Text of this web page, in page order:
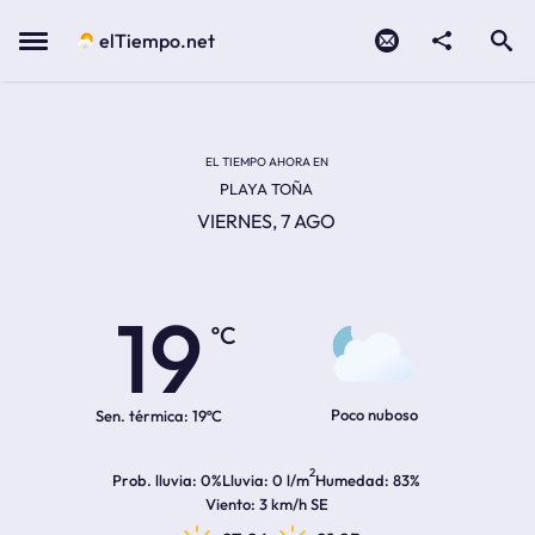
Menu elTiempo.net
EL TIEMPO AHORA EN
PLAYA TOÑA
VIERNES, 7 AGO
19
ºC
Sen. térmica: 19ºC Poco nuboso
Prob. lluvia 0%Lluvia 0 l/m2Humedad 83%
Viento 3 km/h SE